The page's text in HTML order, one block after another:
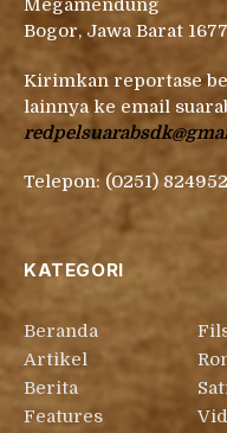
Megamendung
Bogor, Jawa Barat
Kirimkan reportase
lainnya ke email
Telepon: (0251)
KATEGORI
Beranda
Artikel
Berita
Features